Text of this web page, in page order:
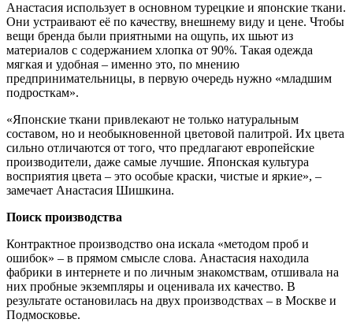
Анастасия использует в основном турецкие и японские ткани.
Они устраивают её по качеству, внешнему виду и цене. Чтобы
вещи бренда были приятными на ощупь, их шьют из
материалов с содержанием хлопка от 90%. Такая одежда
мягкая и удобная – именно это, по мнению
предпринимательницы, в первую очередь нужно «младшим
подросткам».
«Японские ткани привлекают не только натуральным
составом, но и необыкновенной цветовой палитрой. Их цвета
сильно отличаются от того, что предлагают европейские
производители, даже самые лучшие. Японская культура
восприятия цвета – это особые краски, чистые и яркие», –
замечает Анастасия Шишкина.
Поиск производства
Контрактное производство она искала «методом проб и
ошибок» – в прямом смысле слова. Анастасия находила
фабрики в интернете и по личным знакомствам, отшивала на
них пробные экземпляры и оценивала их качество. В
результате остановилась на двух производствах – в Москве и
Подмосковье.